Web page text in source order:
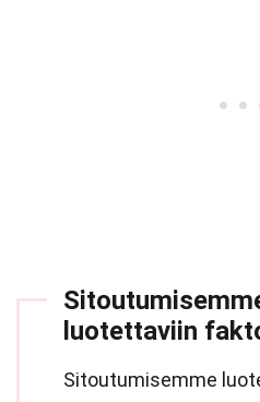
luotettaviin
Sitoutumisemme